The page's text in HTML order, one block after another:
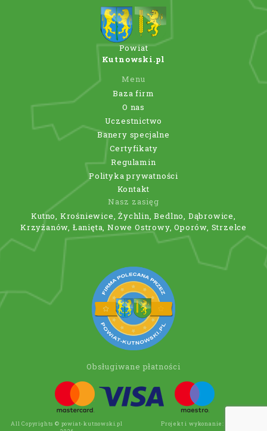
Powiat
Kutnowski.pl
Menu
Baza firm
O nas
Uczestnictwo
Banery specjalne
Certyfikaty
Regulamin
Polityka prywatności
Kontakt
Nasz zasięg
Kutno, Krośniewice, Żychlin, Bedlno, Dąbrowice,
Krzyżanów, Łanięta, Nowe Ostrowy, Oporów, Strzelce
Obsługiwane płatności
All Copyrights © powiat-kutnowski.pl
Projekt i wykonanie: